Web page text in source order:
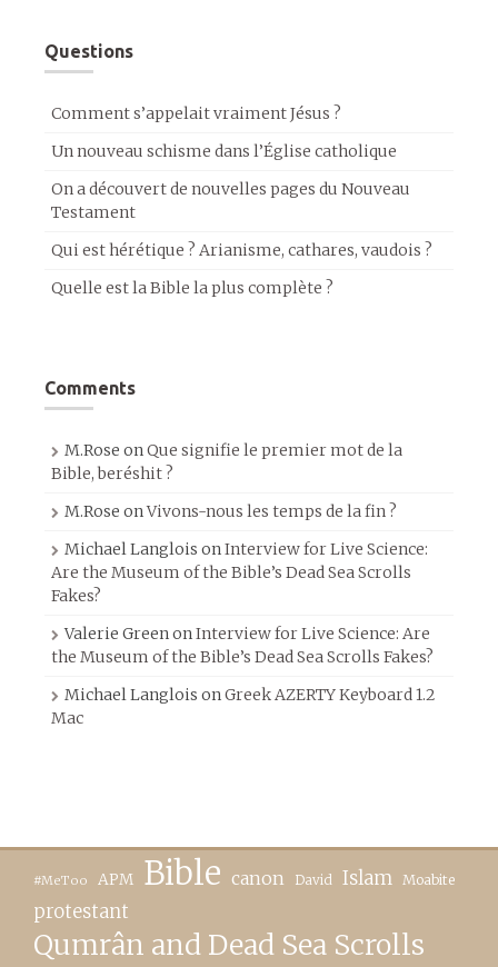
Questions
Comment s’appelait vraiment Jésus ?
Un nouveau schisme dans l’Église catholique
On a découvert de nouvelles pages du Nouveau
Testament
Qui est hérétique ? Arianisme, cathares, vaudois ?
Quelle est la Bible la plus complète ?
Comments
M.Rose onQue signifie le premier mot de la
Bible, beréshit ?
M.Rose onVivons-nous les temps de la fin ?
Michael Langlois onInterview for Live Science:
Are the Museum of the Bible’s Dead Sea Scrolls
Fakes?
Valerie GreenonInterview for Live Science: Are
the Museum of the Bible’s Dead Sea Scrolls Fakes?
Michael Langlois onGreek AZERTY Keyboard 1.2
Mac
#MeToo APM Bible canon David Islam Moabite
protestant
Qumrân and Dead Sea Scrolls